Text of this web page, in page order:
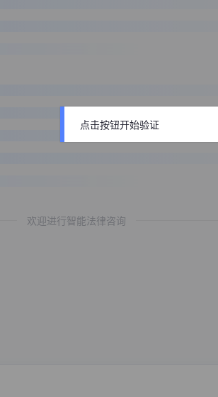
欢迎进行智能法律咨询
点击按钮开始验证